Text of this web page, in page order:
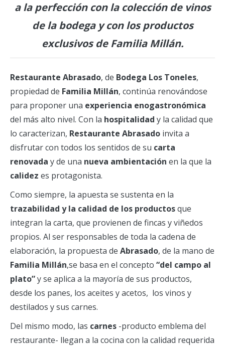
a la perfección con la colección de vinos
de la bodega y con los productos
exclusivos de Familia Millán.
Restaurante Abrasado, de Bodega Los Toneles,
propiedad de Familia Millán, continúa renovándose
para proponer una experiencia enogastronómica
del más alto nivel. Con la hospitalidad y la calidad que
lo caracterizan, Restaurante Abrasado invita a
disfrutar con todos los sentidos de su carta
renovada y de una nueva ambientación en la que la
calidez es protagonista.
Como siempre, la apuesta se sustenta en la
trazabilidad y la calidad de los productosque
integran la carta, que provienen de fincas y viñedos
propios. Al ser responsables de toda la cadena de
elaboración, la propuesta de Abrasado, de la mano de
Familia Millán,se basa en el concepto “del campo al
plato”y se aplica a la mayoría de sus productos,
desde los panes, los aceites y acetos, los vinos y
destilados y sus carnes.
Del mismo modo, las carnes -producto emblema del
restaurante- llegan a la cocina con la calidad requerida